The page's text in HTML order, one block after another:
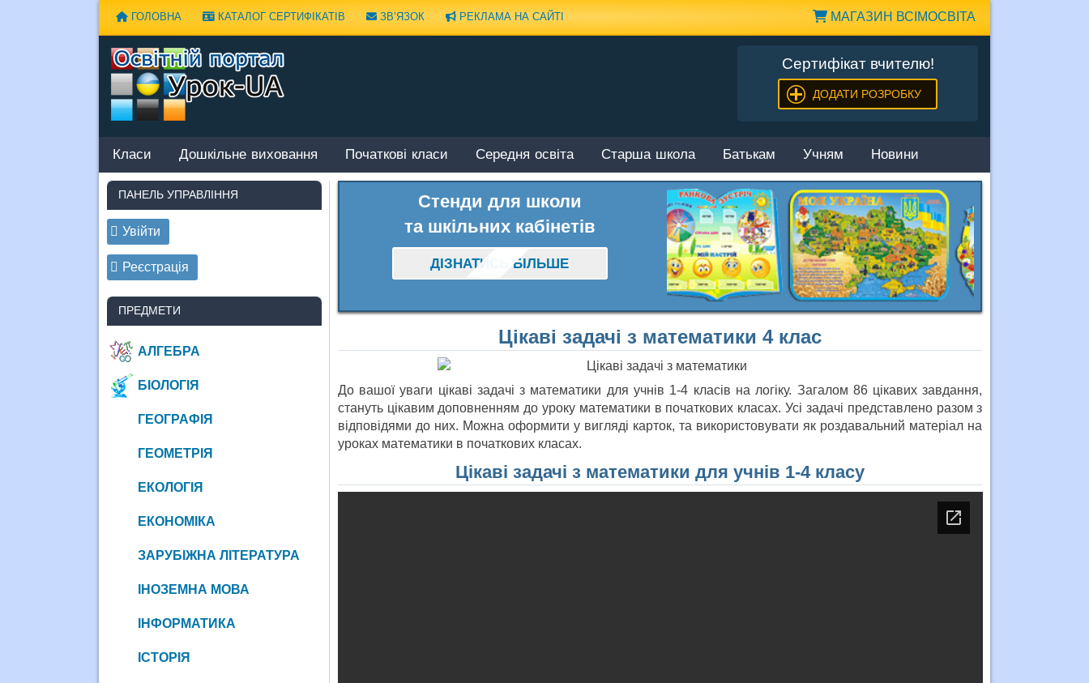
МАГАЗИН ВСІМОСВІТА
ГОЛОВНА КАТАЛОГ СЕРТИФІКАТІВ ЗВ’ЯЗОК РЕКЛАМА НА САЙТІ
Сертифікат вчителю!
ДОДАТИ РОЗРОБКУ
Класи Дошкільне виховання Початкові класи Середня освіта Старша школа Батькам Учням Новини
Стенди для школи
та шкільних кабінетів
ДІЗНАТИСЬ БІЛЬШЕ
Цікаві задачі з математики 4 клас
До вашої уваги цікаві задачі з математики для учнів 1-4 класів на логіку. Загалом 86 цікавих завдання,
стануть цікавим доповненням до уроку математики в початкових класах. Усі задачі представлено разом з
відповідями до них. Можна оформити у вигляді карток, та використовувати як роздавальний матеріал на
уроках математики в початкових класах.
Цікаві задачі з математики для учнів 1-4 класу
ПАНЕЛЬ УПРАВЛІННЯ
Увійти
Реєстрація
ПРЕДМЕТИ
АЛГЕБРА
БІОЛОГІЯ
ГЕОГРАФІЯ
ГЕОМЕТРІЯ
ЕКОЛОГІЯ
ЕКОНОМІКА
ЗАРУБІЖНА ЛІТЕРАТУРА
ІНОЗЕМНА МОВА
ІНФОРМАТИКА
ІСТОРІЯ